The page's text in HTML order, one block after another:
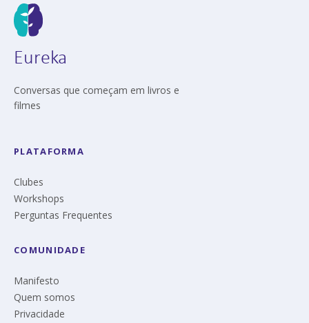
Eureka
Conversas que começam em livros e
filmes
PLATAFORMA
Clubes
Workshops
Perguntas Frequentes
COMUNIDADE
Manifesto
Quem somos
Privacidade